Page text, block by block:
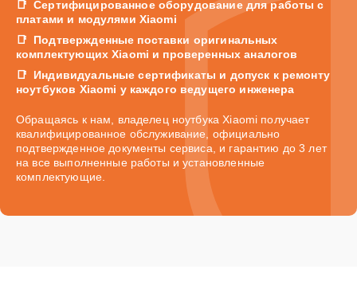
Сертифицированное оборудование для работы с
платами и модулями Xiaomi
Подтвержденные поставки оригинальных
комплектующих Xiaomi и проверенных аналогов
Индивидуальные сертификаты и допуск к ремонту
ноутбуков Xiaomi у каждого ведущего инженера
Обращаясь к нам, владелец ноутбука Xiaomi получает
квалифицированное обслуживание, официально
подтвержденное документы сервиса, и гарантию до 3 лет
на все выполненные работы и установленные
комплектующие.